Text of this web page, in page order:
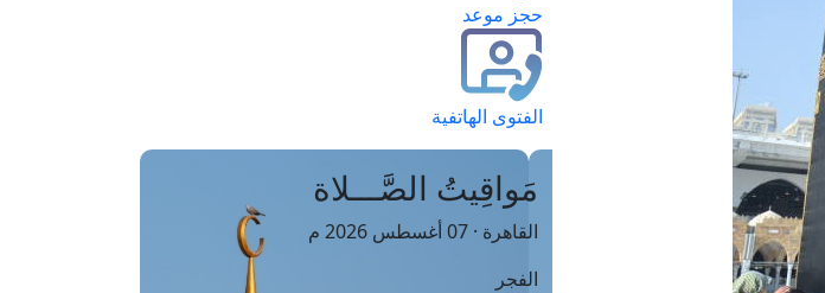
حجز موعد
الفتوى الهاتفية
مَواقِيتُ الصَّـــلاة
القاهرة · 07 أغسطس 2026 م
الفجر